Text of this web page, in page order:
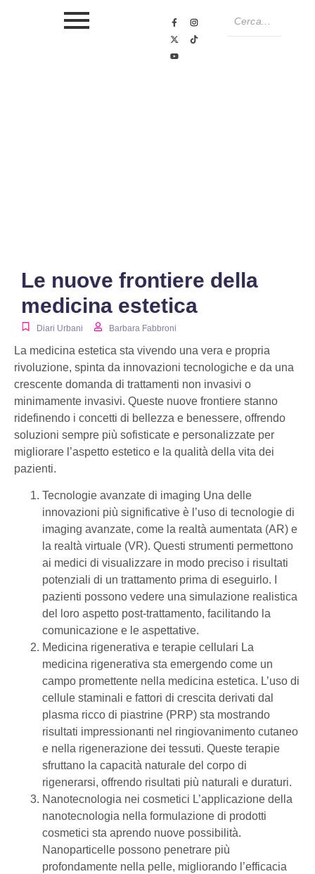
Le nuove frontiere della
medicina estetica
Diari Urbani Barbara Fabbroni
La medicina estetica sta vivendo una vera e propria
rivoluzione, spinta da innovazioni tecnologiche e da una
crescente domanda di trattamenti non invasivi o
minimamente invasivi. Queste nuove frontiere stanno
ridefinendo i concetti di bellezza e benessere, offrendo
soluzioni sempre più sofisticate e personalizzate per
migliorare l’aspetto estetico e la qualità della vita dei
pazienti.
Tecnologie avanzate di imaging Una delle
innovazioni più significative è l’uso di tecnologie di
imaging avanzate, come la realtà aumentata (AR) e
la realtà virtuale (VR). Questi strumenti permettono
ai medici di visualizzare in modo preciso i risultati
potenziali di un trattamento prima di eseguirlo. I
pazienti possono vedere una simulazione realistica
del loro aspetto post-trattamento, facilitando la
comunicazione e le aspettative.
Medicina rigenerativa e terapie cellulari La
medicina rigenerativa sta emergendo come un
campo promettente nella medicina estetica. L’uso di
cellule staminali e fattori di crescita derivati dal
plasma ricco di piastrine (PRP) sta mostrando
risultati impressionanti nel ringiovanimento cutaneo
e nella rigenerazione dei tessuti. Queste terapie
sfruttano la capacità naturale del corpo di
rigenerarsi, offrendo risultati più naturali e duraturi.
Nanotecnologia nei cosmetici L’applicazione della
nanotecnologia nella formulazione di prodotti
cosmetici sta aprendo nuove possibilità.
Nanoparticelle possono penetrare più
profondamente nella pelle, migliorando l’efficacia